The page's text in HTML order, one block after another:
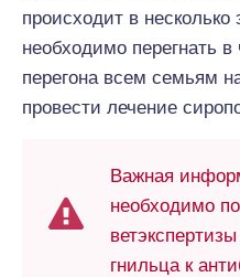
происходит в
необходимо перегнать
перегона всем семьям
провести лечение
Важная
необходимо
гнильца к